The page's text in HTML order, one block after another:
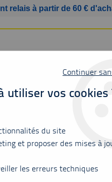
relais à partir de 60 €
ACCESSOIRES
Continuer
utiliser vos cookies
du site
et proposer des mises à
les erreurs techniques